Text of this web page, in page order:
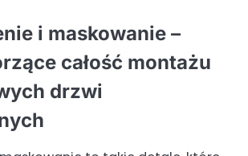
i maskowanie –
całość montażu
drzwi